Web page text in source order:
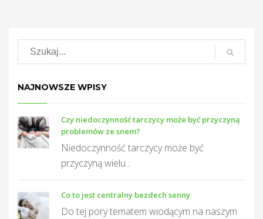
NAJNOWSZE WPISY
Czy niedoczynność tarczycy może być przyczyną
problemów ze snem?
Niedoczynność tarczycy może być
przyczyną wielu...
Co to jest centralny bezdech senny
Do tej pory tematem wiodącym na naszym